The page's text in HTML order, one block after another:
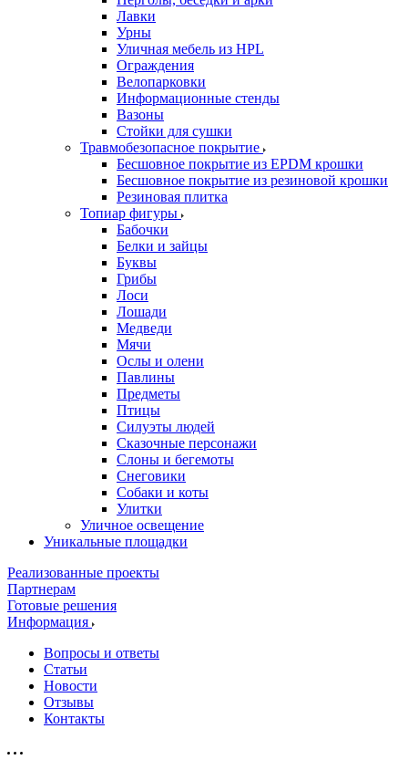
Лавки
Урны
Уличная мебель из HPL
Ограждения
Велопарковки
Информационные стенды
Вазоны
Стойки для сушки
Травмобезопасное покрытие
Бесшовное покрытие из EPDM крошки
Бесшовное покрытие из резиновой крошки
Резиновая плитка
Топиар фигуры
Бабочки
Белки и зайцы
Буквы
Грибы
Лоси
Лошади
Медведи
Мячи
Ослы и олени
Павлины
Предметы
Птицы
Силуэты людей
Сказочные персонажи
Слоны и бегемоты
Снеговики
Собаки и коты
Улитки
Уличное освещение
Уникальные площадки
Реализованные проекты
Партнерам
Готовые решения
Информация
Вопросы и ответы
Статьи
Новости
Отзывы
Контакты